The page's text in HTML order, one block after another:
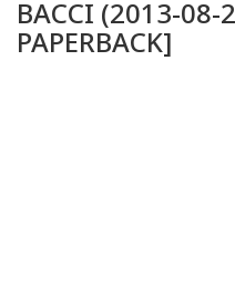
BACCI (2013-08-
PAPERBACK]